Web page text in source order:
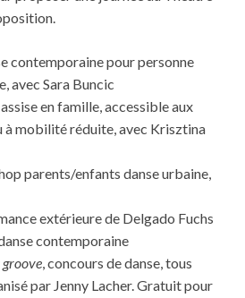
contemporaine pour personne
avec Sara Buncic
en famille, accessible aux
à mobilité réduite, avec Krisztina
parents/enfants danse urbaine,
extérieure de Delgado Fuchs
contemporaine
groove, concours de danse, tous
par Jenny Lacher. Gratuit pour